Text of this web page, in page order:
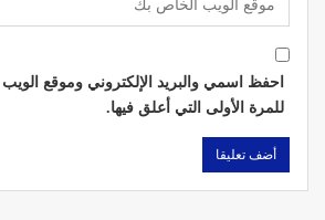
احفظ اسمي والبريد الإلكتروني وموقع
للمرة الأولى التي أعلق فيها.